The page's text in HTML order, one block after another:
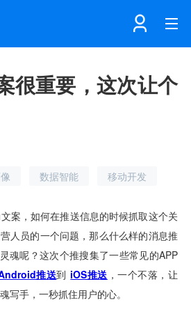
很重要，这次让个
数据智能 移动开发